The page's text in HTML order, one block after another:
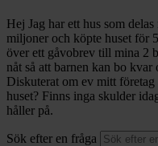
Hej Jag har ett hus som
miljoner och köpte huset för
över ett gåvobrev till mina 2
nåt så att barnen kan bo kvar
Diskuterat om ev mitt
huset? Finns inga skulder
håller på.
Sök efter en fråga